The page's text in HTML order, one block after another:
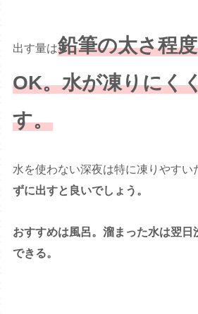
出す量は鉛筆の太さ程
OK。水が凍りにく
す。
水を使わない深夜は特に凍りやすい
ずに出すと良いでしょう。
おすすめは風呂。溜まった水は翌日
できる。